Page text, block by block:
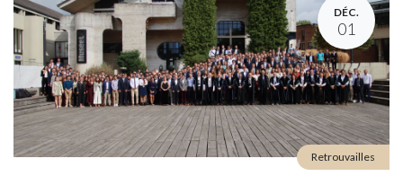
DÉC.
01
Retrouvailles